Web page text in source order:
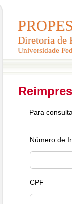
Diretoria de
Universidade
Diretoria de
Universidade
Para
Número de
CPF